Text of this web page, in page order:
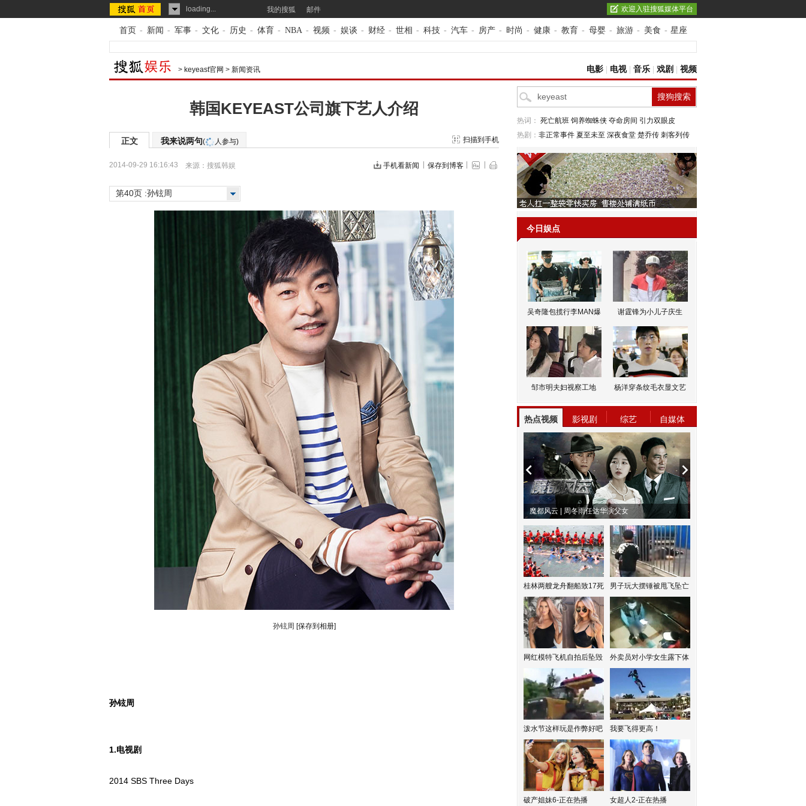
loading... 我的搜狐 邮件 欢迎入驻搜狐媒体平台
首页 - 新闻 - 军事 - 文化 - 历史 - 体育 - NBA - 视频 - 娱谈 - 财经 - 世相 - 科技 - 汽车 - 房产 - 时尚 - 健康 - 教育 - 母婴 - 旅游 - 美食 - 星座
> keyeast官网 > 新闻资讯 电影 电视| 音乐 戏剧 视频
韩国KEYEAST公司旗下艺人介绍
正文 我来说两句( 人参与) 扫描到手机
2014-09-29 16:16:43 来源： 搜狐韩娱 手机看新闻 保存到博客
第40页 :孙铉周
孙铉周 [保存到相册]
孙铉周
1.电视剧
2014 SBS Three Days
热词： 死亡航班 饲养蜘蛛侠 夺命房间 引力双眼皮
热剧： 非正常事件 夏至未至 深夜食堂 楚乔传 刺客列传
今日娱点
吴奇隆包揽行李MAN爆 谢霆锋为小儿子庆生
邹市明夫妇视察工地 杨洋穿条纹毛衣显文艺
热点视频 影视剧 综艺 自媒体
动物系恋人啊 | 钟欣潼体验爱情哲学 南方有乔木 | “科创CP”渐入佳境 魔都风云 | 周冬雨任达华演父女
桂林两艘龙舟翻船致17死 男子玩大摆锤被甩飞坠亡
网红模特飞机自拍后坠毁 外卖员对小学女生露下体
泼水节这样玩是作弊好吧 我要飞得更高！
破产姐妹6-正在热播 女超人2-正在热播